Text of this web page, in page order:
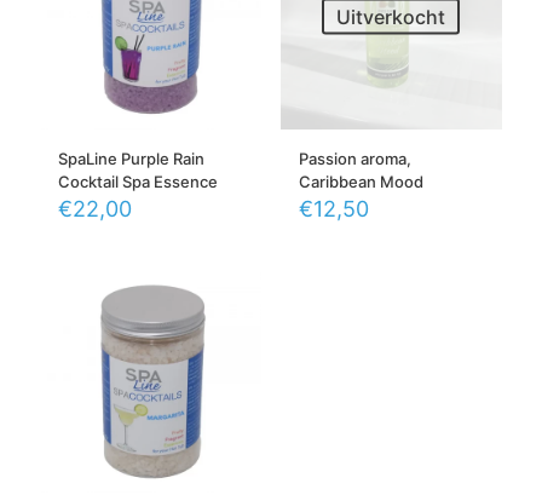
SpaLine Purple Rain
Cocktail Spa Essence
€22,00
Uitverkocht
Passion aroma,
Caribbean Mood
€12,50